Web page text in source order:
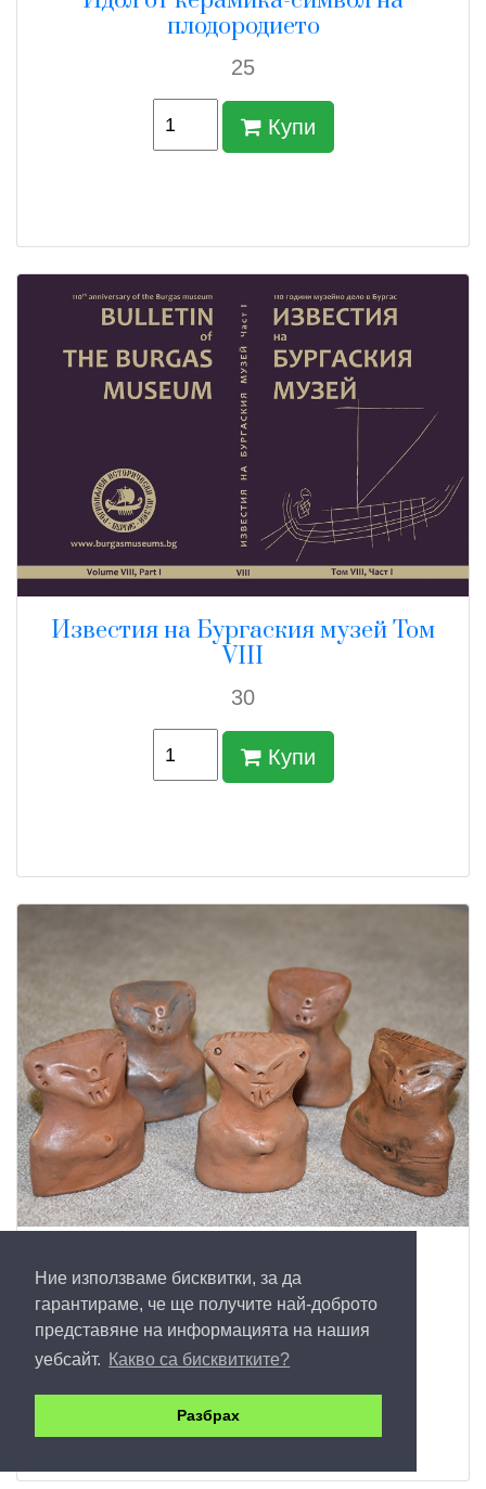
Ние използваме бисквитки, за да
гарантираме, че ще получите най-доброто
представяне на информацията на нашия
уебсайт.
Какво са бисквитките?
Разбрах
плодородието
25
Купи
Известия на Бургаския музей Том
VIII
30
Купи
30
Купи